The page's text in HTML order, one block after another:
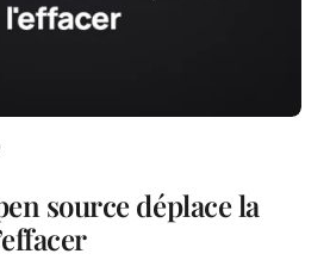
source déplace la